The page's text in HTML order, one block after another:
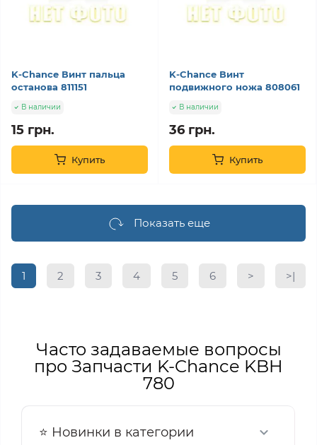
K-Chance Винт пальца
останова 811151
В наличии
15 грн.
Купить
K-Chance Винт
подвижного ножа 808061
В наличии
36 грн.
Купить
Показать еще
1 2 3 4 5 6 > >|
Часто задаваемые вопросы
про Запчасти K-Chance KBH
780
⭐ Новинки в категории